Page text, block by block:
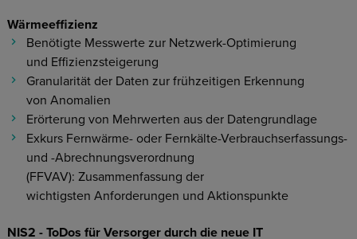
Wärmeeffizienz
Benötigte Messwerte zur Netzwerk-Optimierung
und Effizienzsteigerung​
Granularität der Daten zur frühzeitigen Erkennung
von Anomalien ​
Erörterung von Mehrwerten aus der Datengrundlage​
Exkurs Fernwärme- oder Fernkälte-Verbrauchserfassungs-
und -Abrechnungsverordnung
(FFVAV): Zusammenfassung der
wichtigsten Anforderungen und Aktionspunkte
NIS2 - ToDos für Versorger durch die neue IT